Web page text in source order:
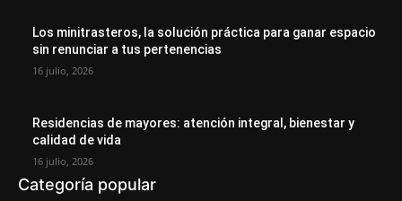
Los minitrasteros, la solución práctica para ganar espacio
sin renunciar a tus pertenencias
16 julio, 2026
Residencias de mayores: atención integral, bienestar y
calidad de vida
16 julio, 2026
Categoría popular